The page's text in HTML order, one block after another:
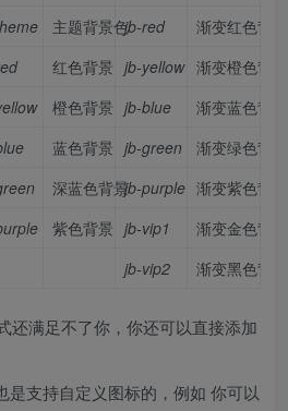
主题背景色jb-red
渐变红色背景
红色背景 jb-yellow 渐变橙色背景
橙色背景 jb-blue
渐变蓝色背景
蓝色背景 jb-green
渐变绿色背景
深蓝色背景jb-purple 渐变紫色背景
紫色背景 jb-vip1
渐变金色背景
jb-vip2
渐变黑色背景
还满足不了你，你还可以直接添加
是支持自定义图标的，例如 你可以